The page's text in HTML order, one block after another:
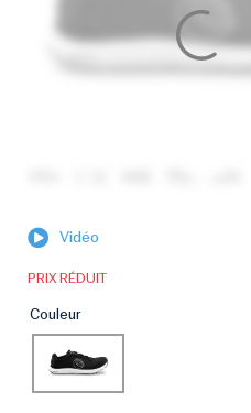
Vidéo
PRIX RÉDUIT
Couleur